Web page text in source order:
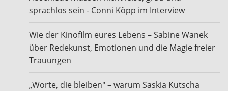
sprachlos sein - Conni Köpp im Interview
Wie der Kinofilm eures Lebens – Sabine Wanek
über Redekunst, Emotionen und die Magie freier
Trauungen
„Worte, die bleiben" – warum Saskia Kutscha